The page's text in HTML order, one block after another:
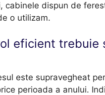
cabinele dispun de
o utilizam.
eficient trebuie
este supravegheat
perioada a anului.